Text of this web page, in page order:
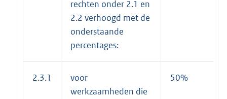
rechten onder 2.1 en
2.2 verhoogd met de
onderstaande
percentages:
2.3.1
voor
werkzaamheden die
50%